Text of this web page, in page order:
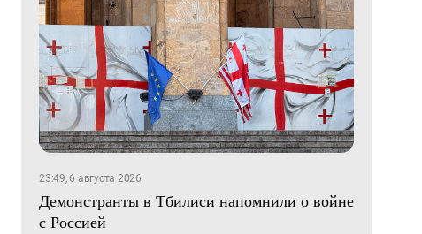
23:49, 6 августа 2026
Демонстранты в Тбилиси напомнили о войне
с Россией